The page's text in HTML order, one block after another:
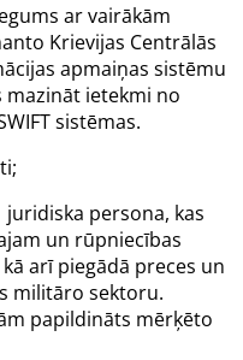
ar vairākām
Krievijas Centrālās
apmaiņas sistēmu
mazināt ietekmi no
sistēmas.
juridiska persona, kas
un rūpniecības
arī piegādā preces un
militāro sektoru.
papildināts mērķēto